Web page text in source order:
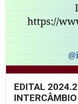
EDITAL